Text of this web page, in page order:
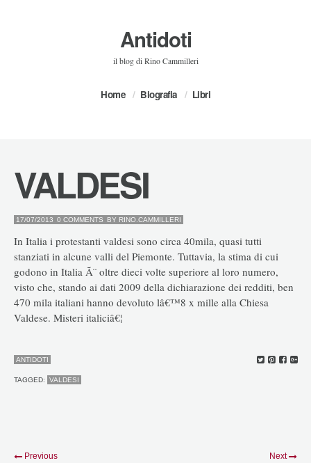
Antidoti
il blog di Rino Cammilleri
Home Biografia Libri
VALDESI
17/07/2013 0 COMMENTS BY RINO.CAMMILLERI
In Italia i protestanti valdesi sono circa 40mila, quasi tutti
stanziati in alcune valli del Piemonte. Tuttavia, la stima di cui
godono in Italia Ã¨ oltre dieci volte superiore al loro numero,
visto che, stando ai dati 2009 della dichiarazione dei redditi, ben
470 mila italiani hanno devoluto lâ€™8 x mille alla Chiesa
Valdese. Misteri italiciâ€¦
ANTIDOTI
TAGGED: VALDESI
Previous Next